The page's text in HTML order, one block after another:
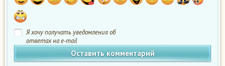
Я хочу получать уведомления об
ответах на e-mail